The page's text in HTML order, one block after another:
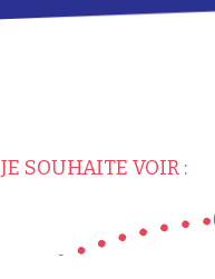
JE SOUHAITE VOIR :